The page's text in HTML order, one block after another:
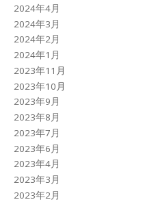
2024年4月
2024年3月
2024年2月
2024年1月
2023年11月
2023年10月
2023年9月
2023年8月
2023年7月
2023年6月
2023年4月
2023年3月
2023年2月